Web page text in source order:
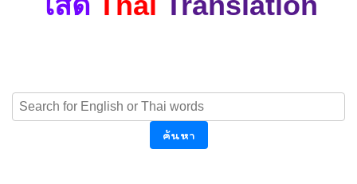
ค้นหา